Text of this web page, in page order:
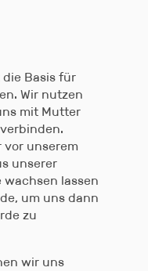
Basis für
Wir nutzen
mit Mutter
vor unserem
unserer
wachsen lassen
um uns dann
zu
wir uns